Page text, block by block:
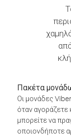
Πακέτα
Οι μονάδες
όταν
μπορείτε να
οποιονδήποτε